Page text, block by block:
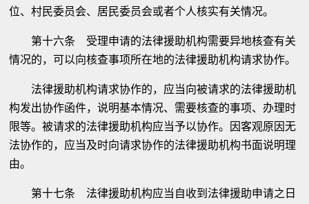
位、村民委员会、居民委员会或者个人核实有关情况。
第十六条 受理申请的法律援助机构需要异地核查有关
情况的，可以向核查事项所在地的法律援助机构请求协作。
法律援助机构请求协作的，应当向被请求的法律援助机
构发出协作函件，说明基本情况、需要核查的事项、办理时
限等。被请求的法律援助机构应当予以协作。因客观原因无
法协作的，应当及时向请求协作的法律援助机构书面说明理
由。
第十七条 法律援助机构应当自收到法律援助申请之日